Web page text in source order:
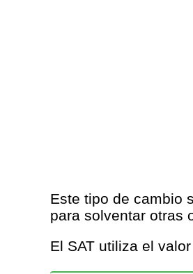
Este tipo de cambio
para solventar otras
El SAT utiliza el